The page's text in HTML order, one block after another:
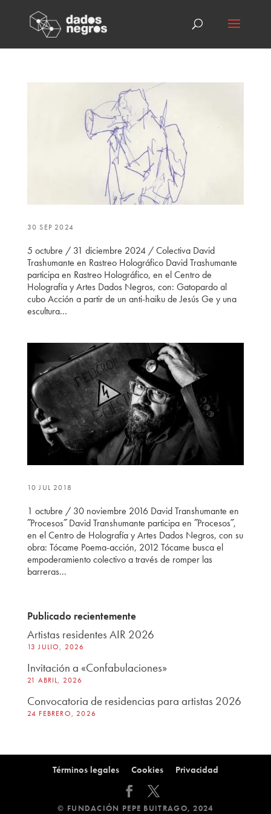
30 SEP 2024
5 octubre / 31 diciembre 2024 / Colectiva David
Trashumante en Rastreo Holográfico David Trashumante
participa en Rastreo Holográfico, en el Centro de
Holografía y Artes Dados Negros, con: Gatopardo al
cubo Acción a partir de un anti-haiku de Jesús Ge y una
escultura...
10 JUL 2018
1 octubre / 30 noviembre 2016 David Transhumante en
˝Procesos˝ David Transhumante participa en ˝Procesos˝,
en el Centro de Holografía y Artes Dados Negros, con su
obra: Tócame Poema-acción, 2012 Tócame busca el
empoderamiento colectivo a través de romper las
barreras...
Publicado recientemente
Artistas residentes AIR 2026
13 JULIO, 2026
Invitación a «Confabulaciones»
21 ABRIL, 2026
Convocatoria de residencias para artistas 2026
24 FEBRERO, 2026
Términos legales Cookies Privacidad
© FUNDACIÓN PEPE BUITRAGO, 2024